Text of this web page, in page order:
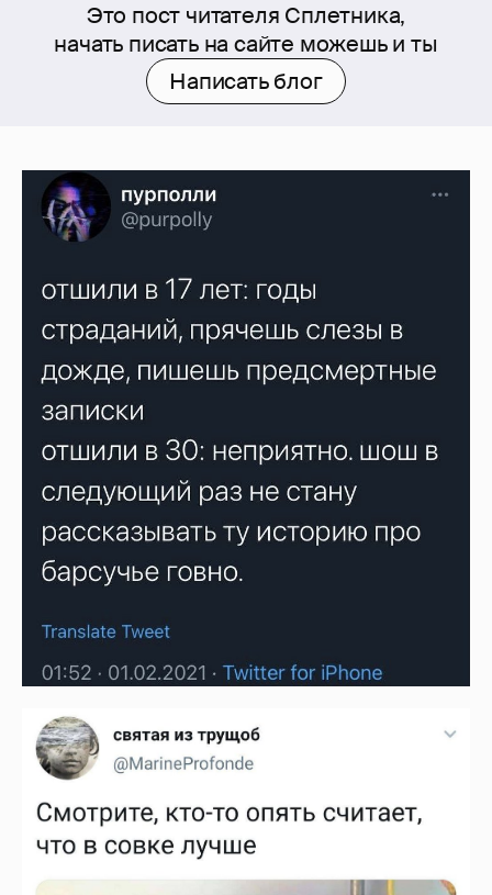
Это пост читателя Сплетника,
начать писать на сайте можешь и ты
Написать блог